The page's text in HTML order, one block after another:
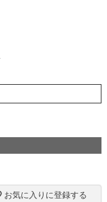
お気に入りに登録する